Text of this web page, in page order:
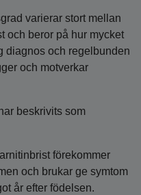
varierar stort mellan
och beror på hur mycket
diagnos och regelbunden
och motverkar
beskrivits som
förekommer
och brukar ge symtom
år efter födelsen.